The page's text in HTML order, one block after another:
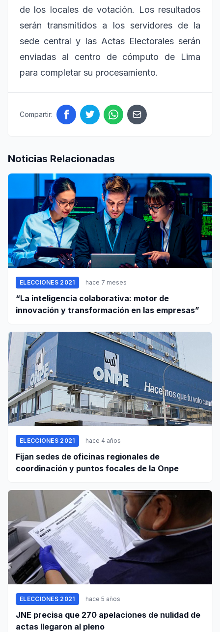
de los locales de votación. Los resultados
serán transmitidos a los servidores de la
sede central y las Actas Electorales serán
enviadas al centro de cómputo de Lima
para completar su procesamiento.
Compartir:
Noticias Relacionadas
ELECCIONES 2021 hace 7 meses
“La inteligencia colaborativa: motor de
innovación y transformación en las empresas”
ELECCIONES 2021 hace 4 años
Fijan sedes de oficinas regionales de
coordinación y puntos focales de la Onpe
ELECCIONES 2021 hace 5 años
JNE precisa que 270 apelaciones de nulidad de
actas llegaron al pleno